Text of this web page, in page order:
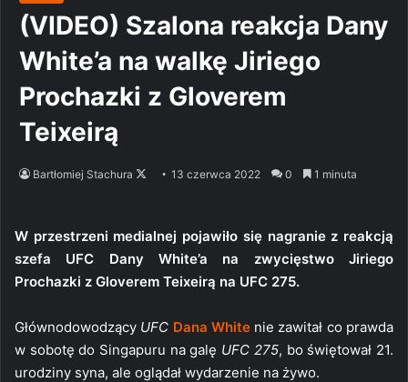
(VIDEO) Szalona reakcja Dany
White’a na walkę Jiriego
Prochazki z Gloverem
Teixeirą
Bartłomiej Stachura
Follow13 czerwca 2022 0 1 minuta
W przestrzeni medialnej pojawiło się nagranie z reakcją
szefa UFC Dany White’a na zwycięstwo Jiriego
Prochazki z Gloverem Teixeirą na UFC 275.
Głównodowodzący UFC Dana Whitenie zawitał co prawda
w sobotę do Singapuru na galę UFC 275, bo świętował 21.
urodziny syna, ale oglądał wydarzenie na żywo.